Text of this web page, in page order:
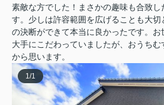
素敵な方でした！まさかの趣味も合致
す。少しは許容範囲を広げることも大
の決断ができて本当に良かったです。お
大手にこだわっていましたが、おうち
から思います。
1/1